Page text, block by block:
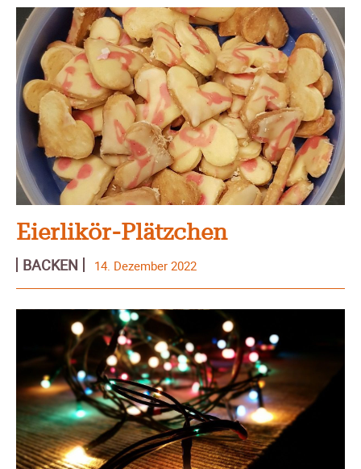
Eierlikör-Plätzchen
BACKEN 14. Dezember 2022